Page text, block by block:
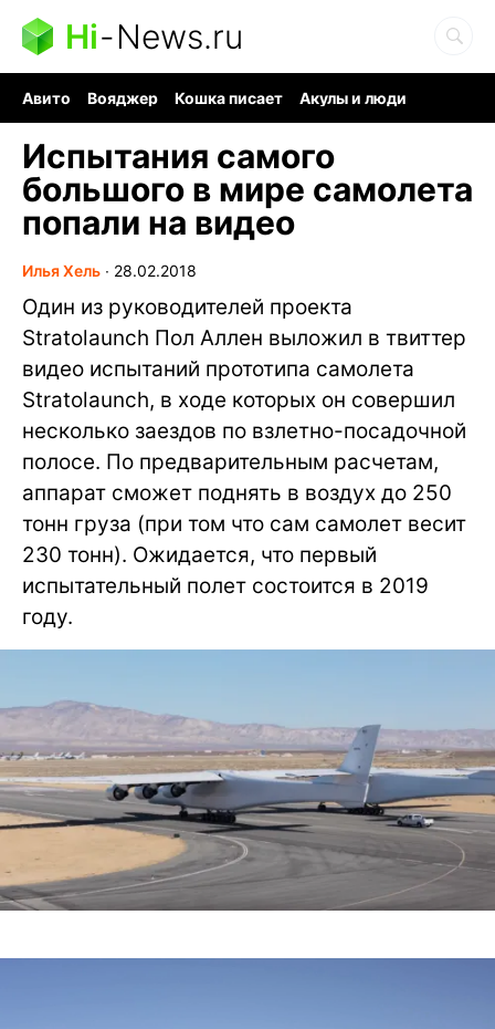
Hi-News.ru
Авито Вояджер Кошка писает
Акулы и люди
Испытания самого
большого в мире самолета
попали на видео
Илья Хель ∙ 28.02.2018
Один из руководителей проекта
Stratolaunch Пол Аллен выложил в твиттер
видео испытаний прототипа самолета
Stratolaunch, в ходе которых он совершил
несколько заездов по взлетно-посадочной
полосе. По предварительным расчетам,
аппарат сможет поднять в воздух до 250
тонн груза (при том что сам самолет весит
230 тонн). Ожидается, что первый
испытательный полет состоится в 2019
году.